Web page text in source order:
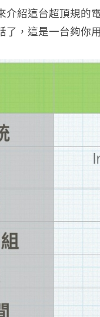
介紹這台超頂規的
了，這是一台夠你